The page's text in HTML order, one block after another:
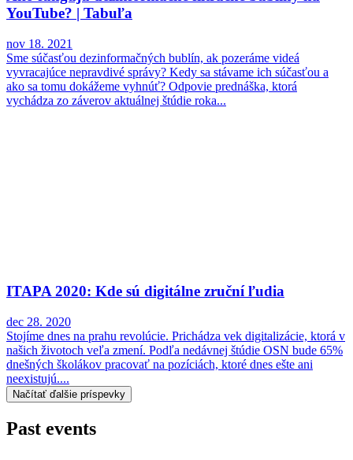
YouTube? | Tabuľa
nov 18. 2021
Sme súčasťou dezinformačných bublín, ak pozeráme videá
vyvracajúce nepravdivé správy? Kedy sa stávame ich súčasťou a
ako sa tomu dokážeme vyhnúť? Odpovie prednáška, ktorá
vychádza zo záverov aktuálnej štúdie roka...
ITAPA 2020: Kde sú digitálne zruční ľudia
dec 28. 2020
Stojíme dnes na prahu revolúcie. Prichádza vek digitalizácie, ktorá v
našich životoch veľa zmení. Podľa nedávnej štúdie OSN bude 65%
dnešných školákov pracovať na pozíciách, ktoré dnes ešte ani
neexistujú....
Načítať ďalšie príspevky
Past events